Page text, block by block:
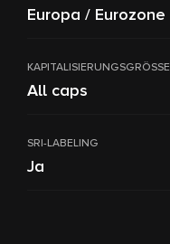
Europa / Eurozone
KAPITALISIERUNGSGRÖSSE
All caps
SRI-LABELING
Ja